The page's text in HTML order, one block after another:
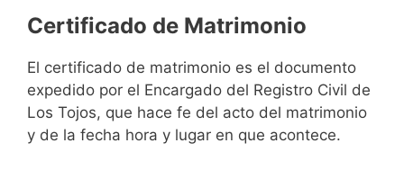
Certificado de Matrimonio
El certificado de matrimonio es el documento
expedido por el Encargado del Registro Civil de
Los Tojos, que hace fe del acto del matrimonio
y de la fecha hora y lugar en que acontece.